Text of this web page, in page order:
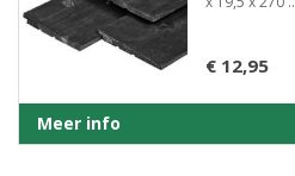
€ 12,95
Meer info